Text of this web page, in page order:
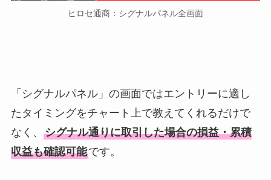
ヒロセ通商：シグナルパネル全画面
「シグナルパネル」の画面ではエントリーに適し
たタイミングをチャート上で教えてくれるだけで
なく、 シグナル通りに取引した場合の損益・累積
収益も確認可能です。